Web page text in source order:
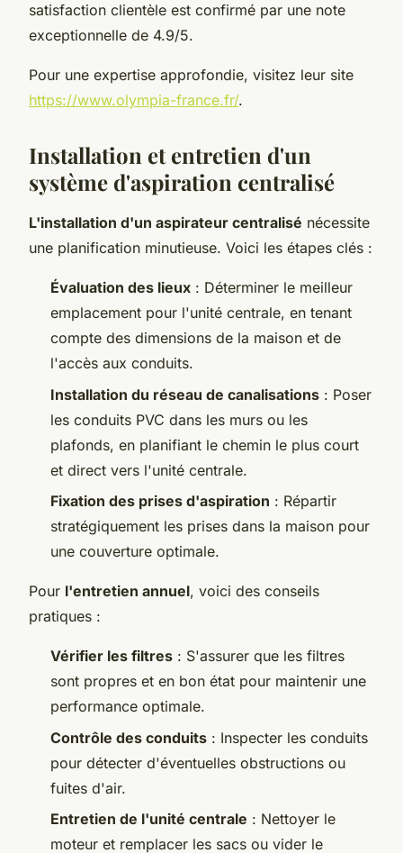
satisfaction clientèle est confirmé par une note
exceptionnelle de 4.9/5.
Pour une expertise approfondie, visitez leur site
https://www.olympia-france.fr/.
Installation et entretien d'un
système d'aspiration centralisé
L'installation d'un aspirateur centralisé nécessite
une planification minutieuse. Voici les étapes clés :
Évaluation des lieux : Déterminer le meilleur
emplacement pour l'unité centrale, en tenant
compte des dimensions de la maison et de
l'accès aux conduits.
Installation du réseau de canalisations : Poser
les conduits PVC dans les murs ou les
plafonds, en planifiant le chemin le plus court
et direct vers l'unité centrale.
Fixation des prises d'aspiration : Répartir
stratégiquement les prises dans la maison pour
une couverture optimale.
Pour l'entretien annuel, voici des conseils
pratiques :
Vérifier les filtres : S'assurer que les filtres
sont propres et en bon état pour maintenir une
performance optimale.
Contrôle des conduits : Inspecter les conduits
pour détecter d'éventuelles obstructions ou
fuites d'air.
Entretien de l'unité centrale : Nettoyer le
moteur et remplacer les sacs ou vider le